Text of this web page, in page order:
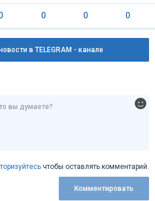
0 0 0
в TELEGRAM - канале
чтобы оставлять комментарий.
Комментировать